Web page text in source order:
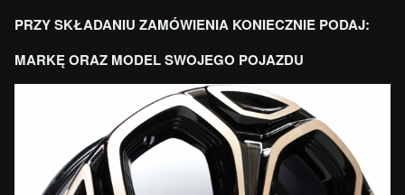
PRZY SKŁADANIU ZAMÓWIENIA KONIECZNIE PODAJ:
MARKĘ ORAZ MODEL SWOJEGO POJAZDU